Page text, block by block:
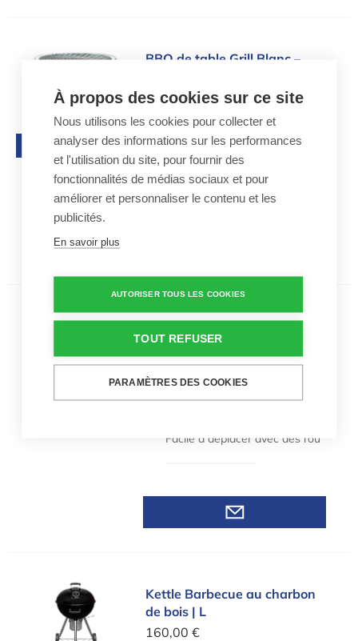
BBQ de table Grill Blanc – Eva Solo
Top ventes
BBQ de table Grill Blanc –
215,00 €
Barbecue de table de la marq
ue Eva Solo
30 cm de diamètre
Jusqu'à 8 personnes
Kettle Barbecue au charbon de bois | M
Kettle Barbecue au charbon
de bois | M
95,00 €
Barbecue au charbon de bois
Facile à déplacer avec des rou
Kettle Barbecue au charbon de bois | L
Kettle Barbecue au charbon
de bois | L
160,00 €
À propos des cookies sur ce site
Nous utilisons les cookies pour collecter et
analyser des informations sur les performances
et l'utilisation du site, pour fournir des
fonctionnalités de médias sociaux et pour
améliorer et personnaliser le contenu et les
publicités.
En savoir plus
AUTORISER TOUS LES COOKIES
TOUT REFUSER
PARAMÈTRES DES COOKIES